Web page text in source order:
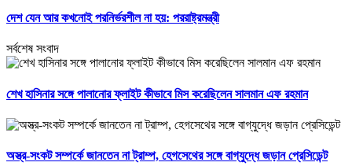
দেশ যেন আর কখনোই পরনির্ভরশীল না হয়: পররাষ্ট্রমন্ত্রী
সর্বশেষ সংবাদ
শেখ হাসিনার সঙ্গে পালানোর ফ্লাইট কীভাবে মিস করেছিলেন সালমান এফ রহমান
অস্ত্র-সংকট সম্পর্কে জানতেন না ট্রাম্প, হেগসেথের সঙ্গে বাগ্‌যুদ্ধে জড়ান প্রেসিডেন্ট